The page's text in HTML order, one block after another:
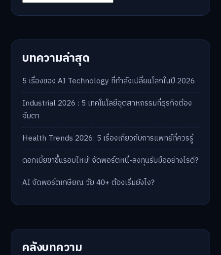
บทความล่าสุด
5 เรื่องของ AI Technology ที่กำลังเปลี่ยนโลกในปี 2026
Industrial 2026 : 5 เทคโนโลยีอุตสาหกรรมที่ธุรกิจต้อง
จับตา
Health Trends 2026: 5 เรื่องเกี่ยวกับการแพทย์ที่ควรรู้
ดอกเบี้ยขาขึ้นรอบใหม่! จัดพอร์ตหนี้-ลงทุนรับมืออย่างไรดี?
AI จัดพอร์ตเกษียณ วัย 40+ ต้องเริ่มยังไง?
คลังบทความ